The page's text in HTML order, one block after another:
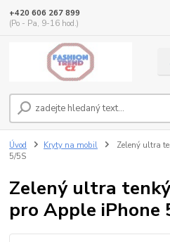
+420 606 267 899
(Po - Pa, 9-16 hod.)
Úvod Kryty na mobil
Zelený ultra
5/5S
Zelený ultra
pro Apple iPhone